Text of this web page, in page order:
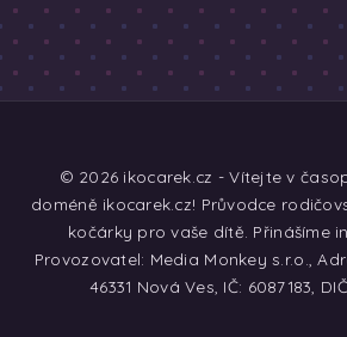
© 2026 ikocarek.cz - Vítejte v
doméně ikocarek.cz! Průvodce
kočárky pro vaše dítě. Přinášíme
Provozovatel: Media Monkey s.r.o.,
46331 Nová Ves, IČ: 6087183,